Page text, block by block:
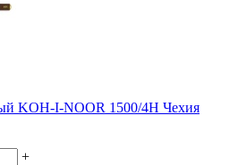
KOH-I-NOOR 1500/4H Чехия
+